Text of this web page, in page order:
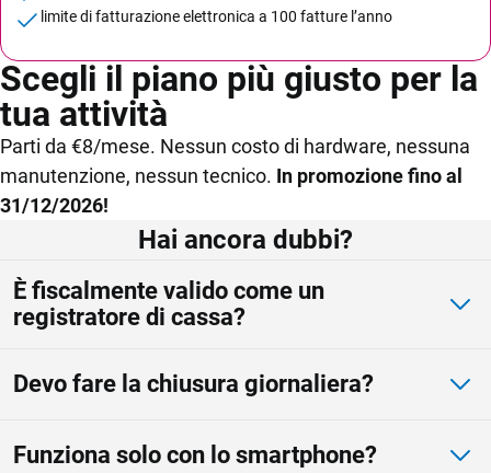
Scegli il piano più giusto per la
tua attività
Parti da €8/mese. Nessun costo di hardware, nessuna
manutenzione, nessun tecnico. In promozione fino al
31/12/2026!
limite di fatturazione elettronica a 100 fatture l’anno
Hai ancora dubbi?
È fiscalmente valido come un
registratore di cassa?
Devo fare la chiusura giornaliera?
Funziona solo con lo smartphone?